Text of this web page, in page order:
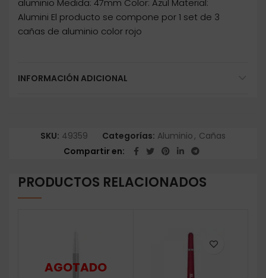
aluminio Medida: 47mm Color: Azul Material:
Alumini El producto se compone por 1 set de 3
cañas de aluminio color rojo
INFORMACIÓN ADICIONAL
SKU: 49359 Categorías: Aluminio, Cañas
Compartir en
PRODUCTOS RELACIONADOS